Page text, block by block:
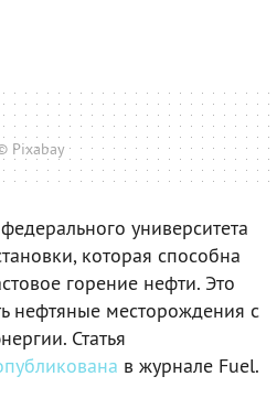
Pixabay
университета
которая способна
горение нефти. Это
нефтяные месторождения с
Статья
в журнале Fuel.